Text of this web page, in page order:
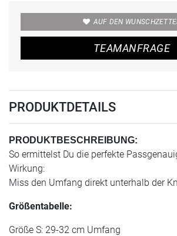
AUF DEN
TEAMANFRAGE
PRODUKTDETAILS
PRODUKTBESCHREIBUNG:
So ermittelst Du die perfekte
Wirkung:
Miss den Umfang direkt unterhalb der
Größentabelle:
Größe S: 29-32 cm Umfang